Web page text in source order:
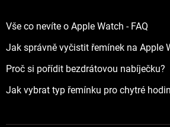
Vše co nevíte o Apple Watch - FAQ
Jak správně vyčistit řemínek na Apple
Proč si pořídit bezdrátovou nabíječku?
Jak vybrat typ řemínku pro chytré